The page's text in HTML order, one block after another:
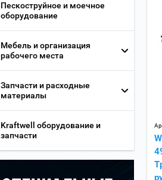
Пескоструйное и моечное
оборудование
Мебель и организация
рабочего места
Запчасти и расходные
материалы
Kraftwell оборудование и
запчасти